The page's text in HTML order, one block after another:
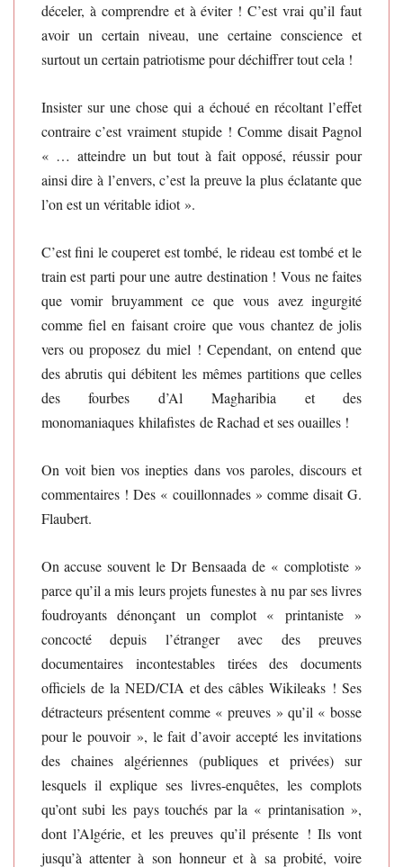
déceler, à comprendre et à éviter ! C’est vrai qu’il faut
avoir un certain niveau, une certaine conscience et
surtout un certain patriotisme pour déchiffrer tout cela !
Insister sur une chose qui a échoué en récoltant l’effet
contraire c’est vraiment stupide ! Comme disait Pagnol
« … atteindre un but tout à fait opposé, réussir pour
ainsi dire à l’envers, c’est la preuve la plus éclatante que
l’on est un véritable idiot ».
C’est fini le couperet est tombé, le rideau est tombé et le
train est parti pour une autre destination ! Vous ne faites
que vomir bruyamment ce que vous avez ingurgité
comme fiel en faisant croire que vous chantez de jolis
vers ou proposez du miel ! Cependant, on entend que
des abrutis qui débitent les mêmes partitions que celles
des fourbes d’Al Magharibia et des
monomaniaques khilafistes de Rachad et ses ouailles !
On voit bien vos inepties dans vos paroles, discours et
commentaires ! Des « couillonnades » comme disait G.
Flaubert.
On accuse souvent le Dr Bensaada de « complotiste »
parce qu’il a mis leurs projets funestes à nu par ses livres
foudroyants dénonçant un complot « printaniste »
concocté depuis l’étranger avec des preuves
documentaires incontestables tirées des documents
officiels de la NED/CIA et des câbles Wikileaks ! Ses
détracteurs présentent comme « preuves » qu’il « bosse
pour le pouvoir », le fait d’avoir accepté les invitations
des chaines algériennes (publiques et privées) sur
lesquels il explique ses livres-enquêtes, les complots
qu’ont subi les pays touchés par la « printanisation »,
dont l’Algérie, et les preuves qu’il présente ! Ils vont
jusqu’à attenter à son honneur et à sa probité, voire